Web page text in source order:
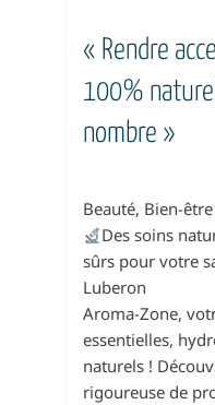
« Rendre
100%
nombre »
Beauté, Bien-
Des soins
sûrs pour votre
Luberon
Aroma-Zone,
essentielles,
naturels !
rigoureuse de